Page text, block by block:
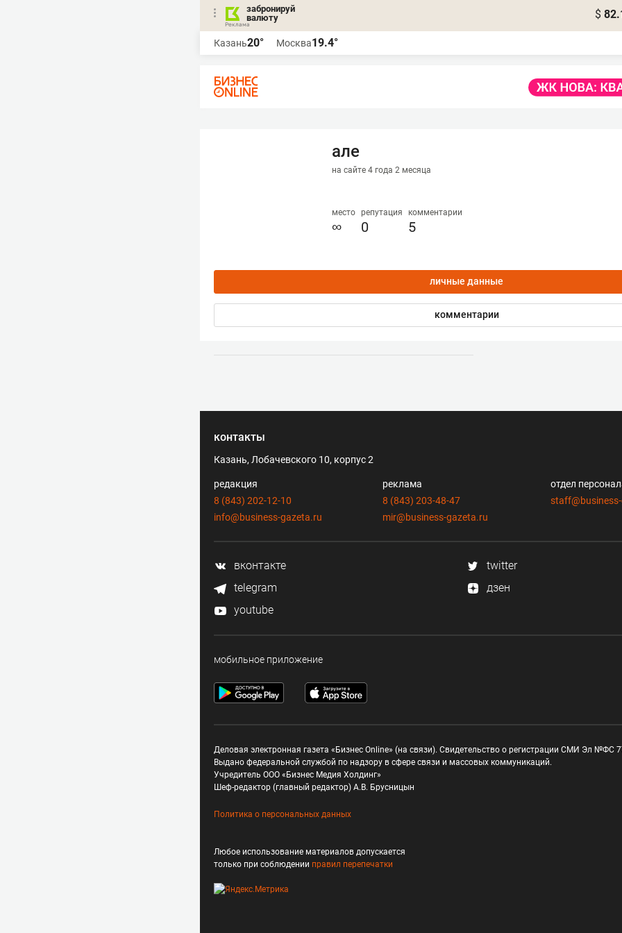
забронируй
валюту
$
Казань20° Москва19.4°
але
на сайте 4 года 2 месяца
место
∞
репутация
0
комментарии
5
личные данные
комментарии
контакты
Казань, Лобачевского 10, корпус 2
редакция
8 (843) 202-12-10
info@business-gazeta.ru
реклама
8 (843) 203-48-47
mir@business-gazeta.ru
отдел
вконтакте
twitter
telegram
дзен
youtube
мобильное приложение
Деловая электронная газета «Бизнес Online» (на связи). Свидетельство о регистрации СМИ Эл №ФС
Выдано федеральной службой по надзору в сфере связи и массовых коммуникаций.
Учредитель ООО «Бизнес Медия Холдинг»
Шеф-редактор (главный редактор) А.В. Брусницын
Политика о персональных данных
Любое использование материалов допускается
только при соблюдении правил перепечатки